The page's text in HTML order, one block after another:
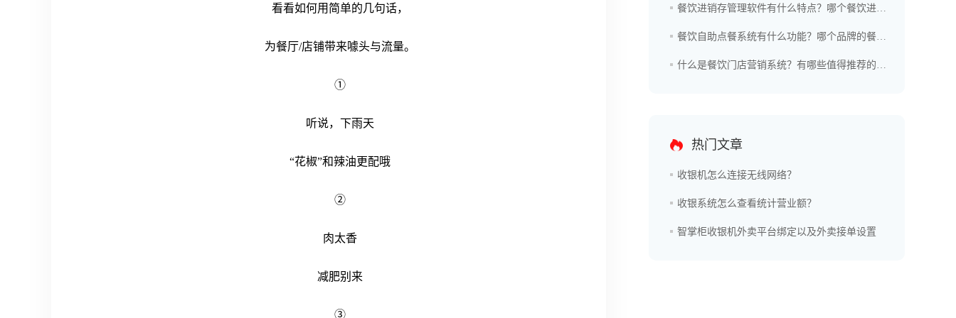
看看如何用简单的几句话，
为餐厅/店铺带来噱头与流量。
①
听说，下雨天
“花椒”和辣油更配哦
②
肉太香
减肥别来
③
餐饮进销存管理软件有什么特点？哪个餐饮进销存管理软件好用？
餐饮自助点餐系统有什么功能？哪个品牌的餐饮自助点餐系统更好？
什么是餐饮门店营销系统？有哪些值得推荐的品牌？
热门文章
收银机怎么连接无线网络？
收银系统怎么查看统计营业额？
智掌柜收银机外卖平台绑定以及外卖接单设置